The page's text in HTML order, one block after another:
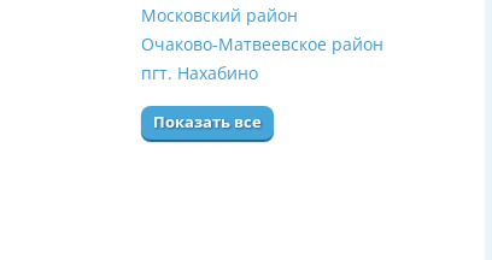
Московский район
Очаково-Матвеевское район
пгт. Нахабино
Показать все